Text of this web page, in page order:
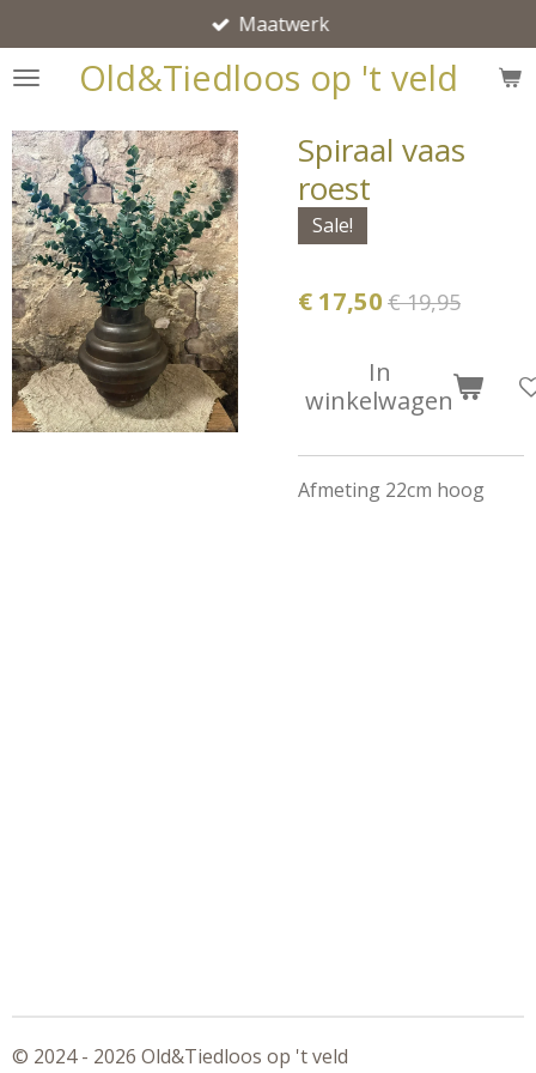
direct
naar
hoofdinhoud
Old&Tiedloos op 't veld
Maatwerk
Spiraal vaas
roest
Sale!
€ 17,50 € 19,95
In
winkelwagen
Afmeting 22cm hoog
© 2024 - 2026 Old&Tiedloos op 't veld